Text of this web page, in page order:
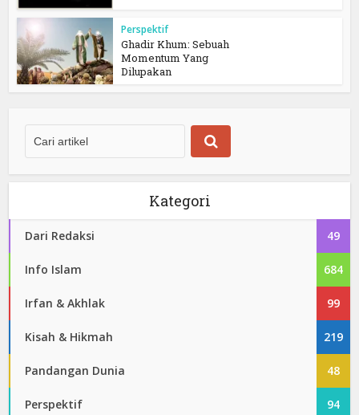
Perspektif
Ghadir Khum: Sebuah
Momentum Yang
Dilupakan
Kategori
Dari Redaksi 49
Info Islam 684
Irfan & Akhlak 99
Kisah & Hikmah 219
Pandangan Dunia 48
Perspektif 94